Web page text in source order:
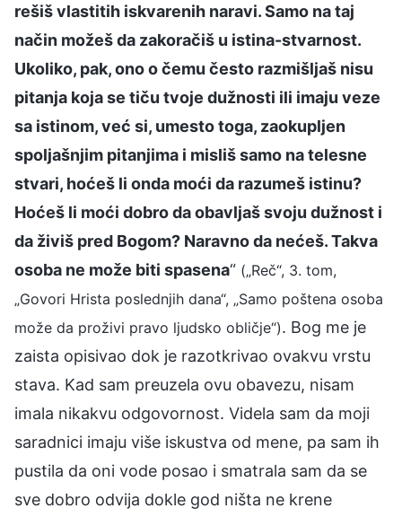
rešiš vlastitih iskvarenih naravi. Samo na taj
način možeš da zakoračiš u istina-stvarnost.
Ukoliko, pak, ono o čemu često razmišljaš nisu
pitanja koja se tiču tvoje dužnosti ili imaju veze
sa istinom, već si, umesto toga, zaokupljen
spoljašnjim pitanjima i misliš samo na telesne
stvari, hoćeš li onda moći da razumeš istinu?
Hoćeš li moći dobro da obavljaš svoju dužnost i
da živiš pred Bogom? Naravno da nećeš. Takva
osoba ne može biti spasena“ („Reč“, 3. tom,
„Govori Hrista poslednjih dana“, „Samo poštena osoba
može da proživi pravo ljudsko obličje“). Bog me je
zaista opisivao dok je razotkrivao ovakvu vrstu
stava. Kad sam preuzela ovu obavezu, nisam
imala nikakvu odgovornost. Videla sam da moji
saradnici imaju više iskustva od mene, pa sam ih
pustila da oni vode posao i smatrala sam da se
sve dobro odvija dokle god ništa ne krene